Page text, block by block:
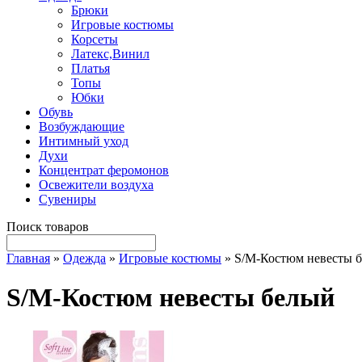
Брюки
Игровые костюмы
Корсеты
Латекс,Винил
Платья
Топы
Юбки
Обувь
Возбуждающие
Интимный уход
Духи
Концентрат феромонов
Освежители воздуха
Сувениры
Поиск товаров
Главная » Одежда » Игровые костюмы » S/M-Костюм невесты
S/M-Костюм невесты белый